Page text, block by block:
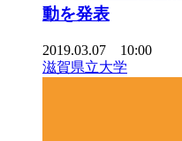
動を発表
2019.03.07 10:00
滋賀県立大学